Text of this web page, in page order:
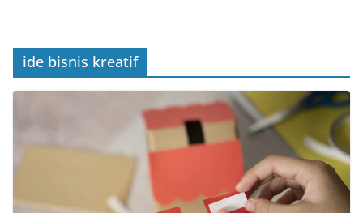
ide bisnis kreatif